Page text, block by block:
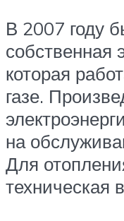
В 2007 году
собственная
которая
газе.
на
Для
техническая